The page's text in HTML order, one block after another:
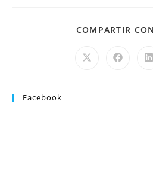
COMPARTIR
Facebook